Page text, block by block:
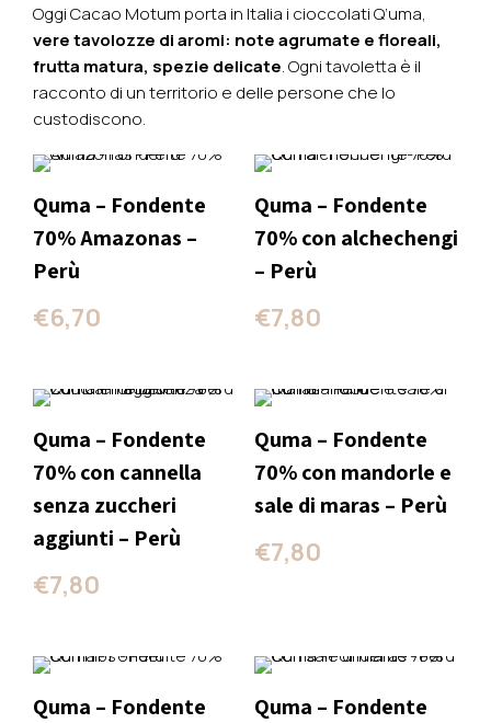
Oggi Cacao Motum porta in Italia i cioccolati Q’uma,
vere tavolozze di aromi: note agrumate e floreali,
frutta matura, spezie delicate. Ogni tavoletta è il
racconto di un territorio e delle persone che lo
custodiscono.
Quma – Fondente
70% Amazonas –
Perù
€6,70
Quma – Fondente
70% con alchechengi
– Perù
€7,80
Quma – Fondente
70% con cannella
senza zuccheri
aggiunti – Perù
€7,80
Quma – Fondente
70% con mandorle e
sale di maras – Perù
€7,80
Quma – Fondente
Quma – Fondente